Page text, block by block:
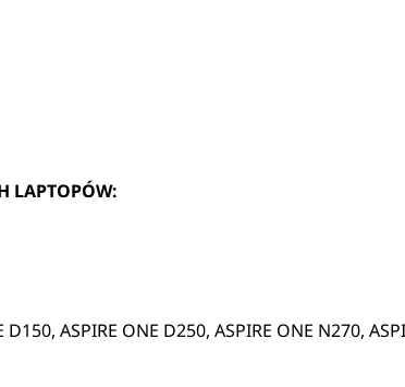
LAPTOPÓW:
D150, ASPIRE ONE D250, ASPIRE ONE N270,